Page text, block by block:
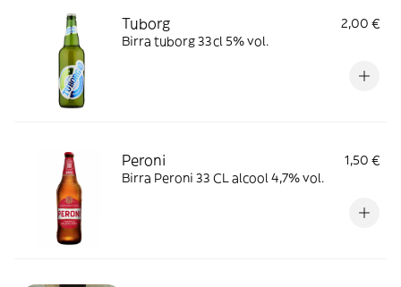
Tuborg
2,00 €
Birra tuborg 33cl 5% vol.
Peroni
1,50 €
Birra Peroni 33 CL alcool 4,7% vol.